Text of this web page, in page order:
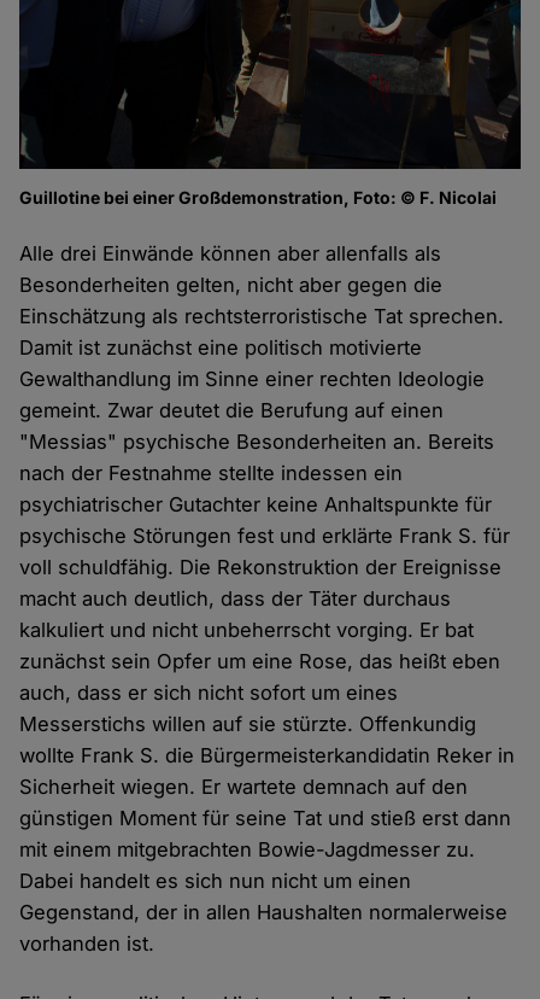
Guillotine bei einer Großdemonstration, Foto: © F. Nicolai
Alle drei Einwände können aber allenfalls als
Besonderheiten gelten, nicht aber gegen die
Einschätzung als rechtsterroristische Tat sprechen.
Damit ist zunächst eine politisch motivierte
Gewalthandlung im Sinne einer rechten Ideologie
gemeint. Zwar deutet die Berufung auf einen
"Messias" psychische Besonderheiten an. Bereits
nach der Festnahme stellte indessen ein
psychiatrischer Gutachter keine Anhaltspunkte für
psychische Störungen fest und erklärte Frank S. für
voll schuldfähig. Die Rekonstruktion der Ereignisse
macht auch deutlich, dass der Täter durchaus
kalkuliert und nicht unbeherrscht vorging. Er bat
zunächst sein Opfer um eine Rose, das heißt eben
auch, dass er sich nicht sofort um eines
Messerstichs willen auf sie stürzte. Offenkundig
wollte Frank S. die Bürgermeisterkandidatin Reker in
Sicherheit wiegen. Er wartete demnach auf den
günstigen Moment für seine Tat und stieß erst dann
mit einem mitgebrachten Bowie-Jagdmesser zu.
Dabei handelt es sich nun nicht um einen
Gegenstand, der in allen Haushalten normalerweise
vorhanden ist.